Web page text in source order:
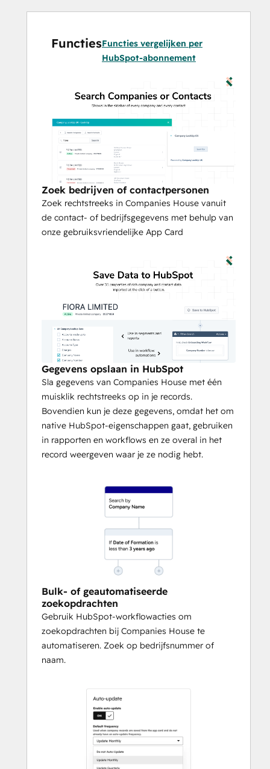
status en informatie over de bestuurders te
controleren.
Geef uw verkoopteams de mogelijkheid
om meer tijd te besteden aan verkopen –
geen contextwisselingen of kopiëren en
plakken meer, alles wordt met één klik
geïmporteerd.
Ontdek nieuwe prospectmogelijkheden
Ontdek welke banden uw contacten
hebben met andere bedrijven, of neem
contact op met andere bestuurders door
de gegevens van het handelsregister te
Stroomlijn uw operationele en financiële
Versnel de onboarding van klanten of
financiële controles door
bedrijfsregistratiegegevens rechtstreeks in
uw CRM op te halen.
FunctiesFuncties vergelijken per
HubSpot-abonnement
Zoek bedrijven of contactpersonen
Zoek rechtstreeks in Companies House vanuit
de contact- of bedrijfsgegevens met behulp van
onze gebruiksvriendelijke App Card
Gegevens opslaan in HubSpot
Sla gegevens van Companies House met één
muisklik rechtstreeks op in je records.
Bovendien kun je deze gegevens, omdat het om
native HubSpot-eigenschappen gaat, gebruiken
in rapporten en workflows en ze overal in het
record weergeven waar je ze nodig hebt.
Bulk- of geautomatiseerde
zoekopdrachten
Gebruik HubSpot-workflowacties om
zoekopdrachten bij Companies House te
automatiseren. Zoek op bedrijfsnummer of
naam.